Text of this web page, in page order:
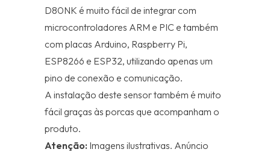
D80NK é muito fácil de integrar com
microcontroladores ARM e PIC e também
com placas Arduino, Raspberry Pi,
ESP8266 e ESP32, utilizando apenas um
pino de conexão e comunicação.
A instalação deste sensor também é muito
fácil graças às porcas que acompanham o
produto.
Atenção: Imagens ilustrativas. Anúncio